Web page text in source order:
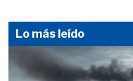
Lo más leído